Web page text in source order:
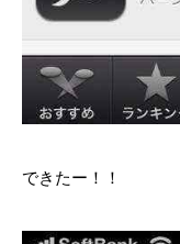
できたー！！